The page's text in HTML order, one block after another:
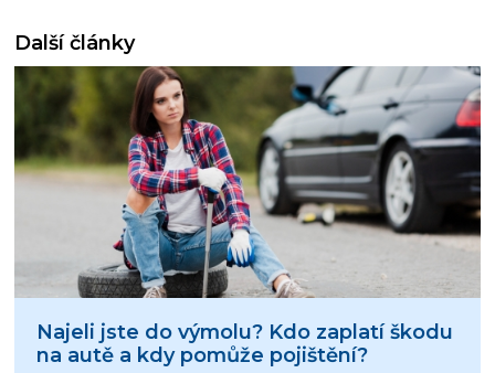
Další články
Najeli jste do výmolu? Kdo zaplatí škodu
na autě a kdy pomůže pojištění?